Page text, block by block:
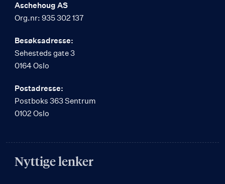
Aschehoug AS
Org.nr: 935 302 137
Besøksadresse:
Sehesteds gate 3
0164 Oslo
Postadresse:
Postboks 363 Sentrum
0102 Oslo
Nyttige lenker